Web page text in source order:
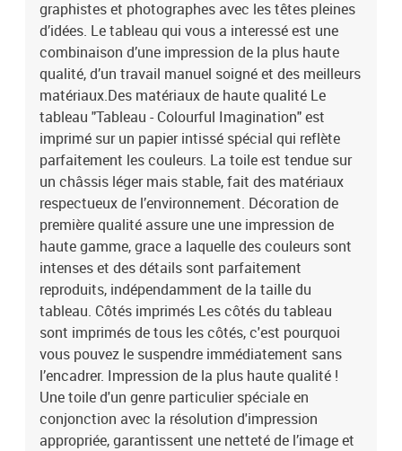
touche à vos intérieurs, et la large gamme de motifs satisfera
chaque goût. Notre offre comprend entre autres des natures
mortes, des paysages, des tableaux modernes pour le salon, des
tableaux abstraits, des reproductions de tableaux d’artistes
connus, des cartes du monde, des tableaux déco industrielle et
beaucoup d’autres.Le tableau est une décoration qui attire les
regards, indépendamment de la pièce dans laquelle il se trouve.
Parmi nos propositions, vous trouverez de grands tableaux pour le
salon, des tableaux majestueux pour les bureaux, des tableaux
apaisants pour les chambres à coucher, des tableaux qui
personnalisent l’intérieur et qui créent une ambiance unique, des
tableaux joyeux pour les chambres d’enfant, etc. Le tableau peut
également décorer les murs dans des endroits moins évidents
comme la cuisine, la salle de bains ou le couloir. Indépendamment
de la pièce où il se trouve, le tableau mural lui donnera un
caractère unique et créera une ambiance cosy pour tous les
habitants et invités. Le tableau est aussi un cadeau original pour
des occasions telles que :les anniversaires,le mariage comme
symbole d’une nouvelle vie,les pendaisons de crémaillère,Noël,la
Saint-Valentin,itp.Laissez le tableau "Tableau - Colourful
Imagination" changer votre maison et celles de vos proches !
Dimensions des panneaux:100x50: 20x30 20x40 20x50 20x40
20x30200x100: 40x60 40x80 40x100 40x80 40x60
graphistes et photographes avec les têtes pleines
d’idées. Le tableau qui vous a interessé est une
combinaison d’une impression de la plus haute
qualité, d’un travail manuel soigné et des meilleurs
matériaux.Des matériaux de haute qualité Le
tableau "Tableau - Colourful Imagination" est
imprimé sur un papier intissé spécial qui reflète
parfaitement les couleurs. La toile est tendue sur
un châssis léger mais stable, fait des matériaux
respectueux de l’environnement. Décoration de
première qualité assure une une impression de
haute gamme, grace a laquelle des couleurs sont
intenses et des détails sont parfaitement
reproduits, indépendamment de la taille du
tableau. Côtés imprimés Les côtés du tableau
sont imprimés de tous les côtés, c'est pourquoi
vous pouvez le suspendre immédiatement sans
l’encadrer. Impression de la plus haute qualité !
Une toile d'un genre particulier spéciale en
conjonction avec la résolution d'impression
appropriée, garantissent une netteté de l’image et